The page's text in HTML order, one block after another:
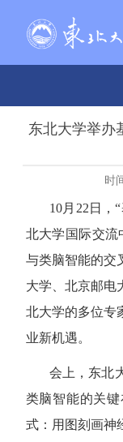
东北大学举办
时
10月 22 日，
北大学国际交流
与类脑智能的交
大学、北京邮电
北大学的多位专
业新机遇。
会上，东北大
类脑智能的关
式：用图刻画神